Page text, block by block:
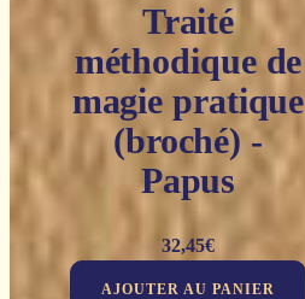
Traité
méthodique de
magie pratique
(broché) -
Papus
32,45€
AJOUTER AU PANIER